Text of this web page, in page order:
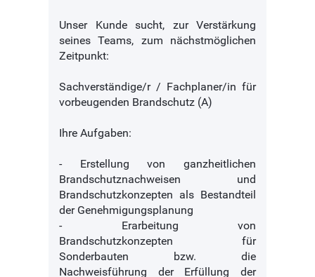
Unser Kunde sucht, zur Verstärkung
seines Teams, zum nächstmöglichen
Zeitpunkt:
Sachverständige/r / Fachplaner/in für
vorbeugenden Brandschutz (A)
Ihre Aufgaben:
- Erstellung von ganzheitlichen
Brandschutznachweisen und
Brandschutzkonzepten als Bestandteil
der Genehmigungsplanung
- Erarbeitung von
Brandschutzkonzepten für
Sonderbauten bzw. die
Nachweisführung der Erfüllung der